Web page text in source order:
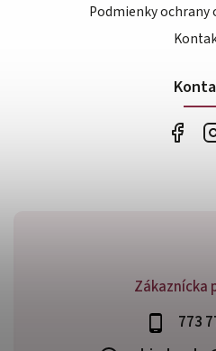
Zákaznícka
773
Podmienky ochrany